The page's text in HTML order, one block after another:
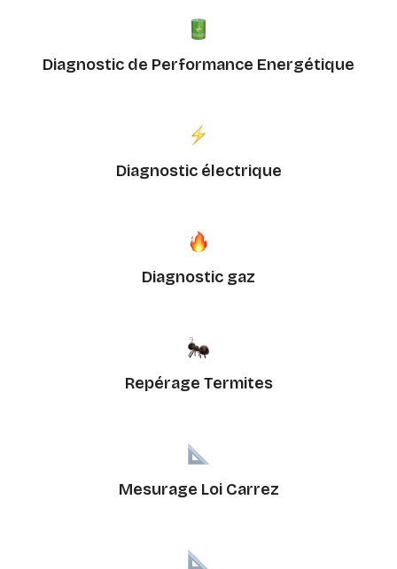
Diagnostic de Performance Energétique
Diagnostic électrique
Diagnostic gaz
Repérage Termites
Mesurage Loi Carrez